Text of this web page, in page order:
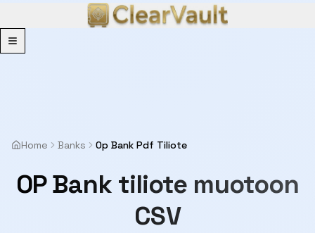
Menu
Home Banks Op Bank Pdf Tiliote
OP Bank tiliote muotoon
CSV